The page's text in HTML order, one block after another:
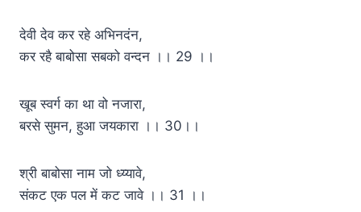
देवी देव कर रहे अभिनदंन,
कर रहै बाबोसा सबको वन्दन ।। 29 ।।
खूब स्वर्ग का था वो नजारा,
बरसे सुमन, हुआ जयकारा ।। 30।।
श्री बाबोसा नाम जो ध्य्यावे,
संकट एक पल में कट जावे ।। 31 ।।